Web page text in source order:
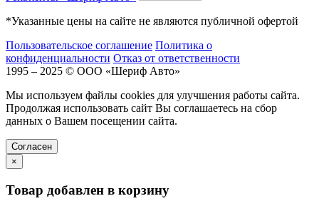
*Указанные цены на сайте не являются публичной офертой
Пользовательское соглашение Политика о
конфиденциальности Отказ от ответственности
1995 – 2025 © ООО «Шериф Авто»
Мы используем файлы cookies для улучшения работы сайта.
Продолжая использовать сайт Вы соглашаетесь на сбор
данных о Вашем посещении сайта.
Cогласен
×
Товар добавлен в корзину